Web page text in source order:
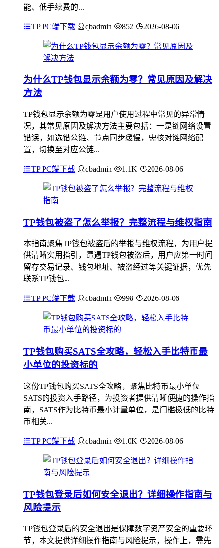
能、低手续费的...
TP PC端下载 qbadmin 852 2026-08-06
为什么TP钱包显示余额为零？常见原因及解决
方法
TP钱包显示余额为零是用户使用过程中常见的异常情
况，其常见原因及解决方法主要包括：一是链网络设置
错误，如选错公链、节点同步缓慢，需核对链网络配
置，切换至对应公链...
TP PC端下载 qbadmin 1.1K 2026-08-06
TP钱包被盗了怎么举报？完整流程与维权指南
本指南聚焦TP钱包被盗后的举报与维权流程，为用户提
供清晰实用指引，遭遇TP钱包被盗后，用户应第一时间
留存交易记录、钱包地址、被盗经过等关键证据，优先
联系TP钱包...
TP PC端下载 qbadmin 998 2026-08-06
TP钱包购买SATS全攻略，轻松入手比特币最
小单位的投资标的
这份TP钱包购买SATS全攻略，聚焦比特币最小单位
SATS的投资入手路径，为投资者提供清晰便捷的操作指
南，SATS作为比特币最小计量单位，是门槛极低的比特
币相关...
TP PC端下载 qbadmin 1.0K 2026-08-06
TP钱包登录后如何安全退出？详细操作指南与
风险提示
TP钱包登录后的安全退出是保障数字资产安全的重要环
节，本文提供详细操作指南与风险提示，操作上，需先